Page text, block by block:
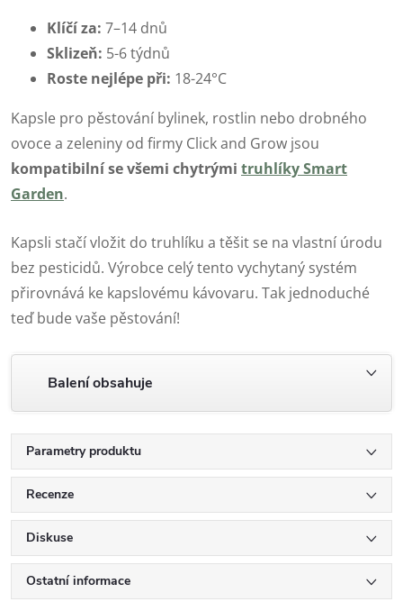
Klíčí za: 7–14 dnů
Sklizeň: 5-6 týdnů
Roste nejlépe při: 18-24°C
Kapsle pro pěstování bylinek, rostlin nebo drobného
ovoce a zeleniny od firmy Click and Grow jsou
kompatibilní se všemi chytrými truhlíky Smart
Garden.
Kapsli stačí vložit do truhlíku a těšit se na vlastní úrodu
bez pesticidů. Výrobce celý tento vychytaný systém
přirovnává ke kapslovému kávovaru. Tak jednoduché
teď bude vaše pěstování!
Balení obsahuje
Parametry produktu
Recenze
Diskuse
Ostatní informace